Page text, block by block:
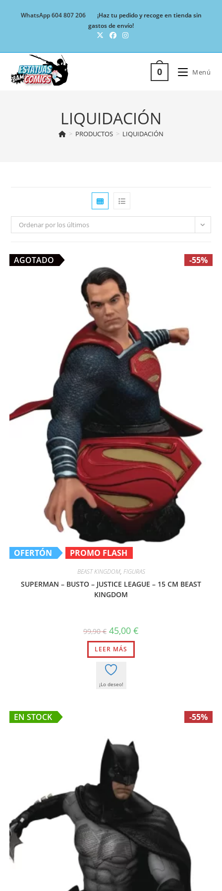
WhatsApp 604 807 206
¡Haz tu pedido y recoge en tienda sin
gastos de envío!
0 Menú
LIQUIDACIÓN
> PRODUCTOS > LIQUIDACIÓN
Ordenar por los últimos
OFERTÓN PROMO FLASH
-55%
AGOTADO
BEAST KINGDOM, FIGURAS
SUPERMAN – BUSTO – JUSTICE LEAGUE – 15 CM BEAST
KINGDOM
99,90€ El
precio
original
era:
99,90 €.
45,00 €
LEER MÁS
¡Lo deseo!
EN STOCK -55%